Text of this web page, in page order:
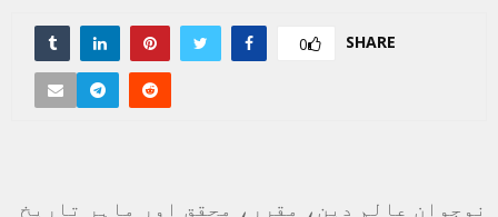
SHARE
0
نوجوان عالم دین، مقرر، محقق اور ماہر تاریخ